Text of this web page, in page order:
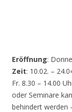
Eröffnung:
Zeit: 10.02. –
Fr. 8.30 – 14.00
oder Seminare
behindert werden